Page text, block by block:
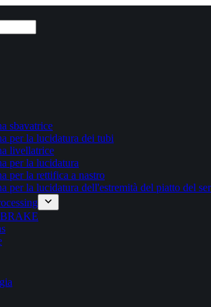
sbavatrice
per la lucidatura dei tubi
livellatrice
per la lucidatura
per la rettifica a nastro
per la lucidatura dell'estremità del piatto del